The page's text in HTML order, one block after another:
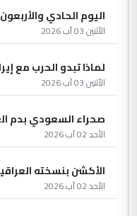
اليوم الحادي والأربعون
الأثنين 03 آب 2026
لماذا تبدو الحرب مع
الأثنين 03 آب 2026
صحراء السعودي بدم
الأحد 02 آب 2026
الأكشن بنسخته
الأحد 02 آب 2026